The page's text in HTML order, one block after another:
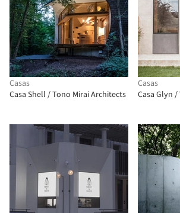
Casas
Casa Shell / Tono Mirai Architects
Casas
Casa Glyn